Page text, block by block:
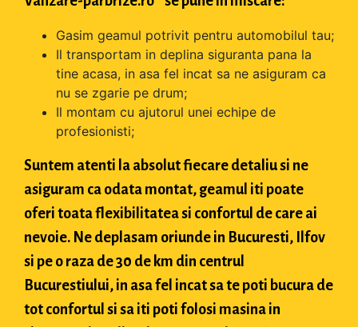
Gasim geamul potrivit pentru automobilul tau;
Il transportam in deplina siguranta pana la
tine acasa, in asa fel incat sa ne asiguram ca
nu se zgarie pe drum;
Il montam cu ajutorul unei echipe de
profesionisti;
Suntem atenti la absolut fiecare detaliu si ne
asiguram ca odata montat, geamul iti poate
oferi toata flexibilitatea si confortul de care ai
nevoie. Ne deplasam oriunde in Bucuresti, Ilfov
si pe o raza de 30 de km din centrul
Bucurestiului, in asa fel incat sa te poti bucura de
tot confortul si sa iti poti folosi masina in